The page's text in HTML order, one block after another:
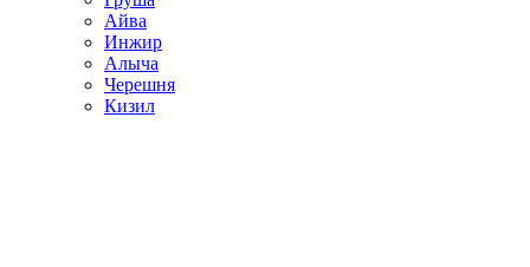
Айва
Инжир
Алыча
Черешня
Кизил